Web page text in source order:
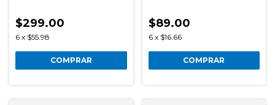
$299.00
6 x $55.98
COMPRAR
$89.00
6 x $16.66
COMPRAR